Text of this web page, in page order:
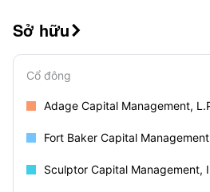
Sở hữu 
Cổ đông
Adage Capital Management,
Fort Baker Capital
Sculptor Capital Management,